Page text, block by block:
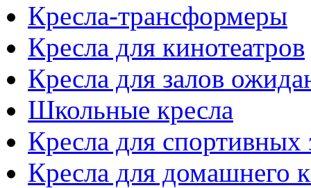
Кресла-трансформеры
Кресла для кинотеатров
Кресла для залов
Школьные кресла
Кресла для спортивных
Кресла для домашнего